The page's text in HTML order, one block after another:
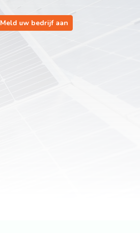
Meld uw bedrijf aan